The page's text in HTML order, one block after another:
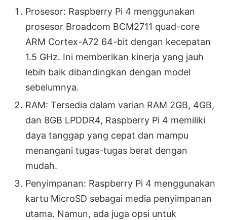
Prosesor: Raspberry Pi 4 menggunakan
prosesor Broadcom BCM2711 quad-core
ARM Cortex-A72 64-bit dengan kecepatan
1.5 GHz. Ini memberikan kinerja yang jauh
lebih baik dibandingkan dengan model
sebelumnya.
RAM: Tersedia dalam varian RAM 2GB, 4GB,
dan 8GB LPDDR4, Raspberry Pi 4 memiliki
daya tanggap yang cepat dan mampu
menangani tugas-tugas berat dengan
mudah.
Penyimpanan: Raspberry Pi 4 menggunakan
kartu MicroSD sebagai media penyimpanan
utama. Namun, ada juga opsi untuk